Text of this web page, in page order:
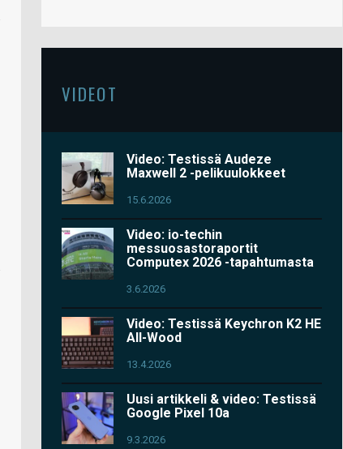
VIDEOT
Video: Testissä Audeze
Maxwell 2 -pelikuulokkeet
15.6.2026
Video: io-techin
messuosastoraportit
Computex 2026 -tapahtumasta
3.6.2026
Video: Testissä Keychron K2 HE
All-Wood
13.4.2026
Uusi artikkeli & video: Testissä
Google Pixel 10a
9.3.2026